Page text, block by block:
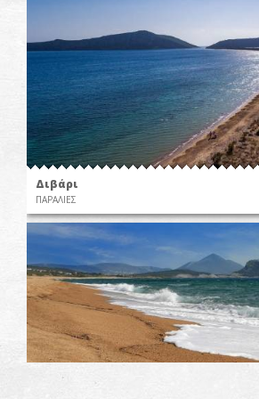
Διβάρι
ΠΑΡΑΛΙΕΣ